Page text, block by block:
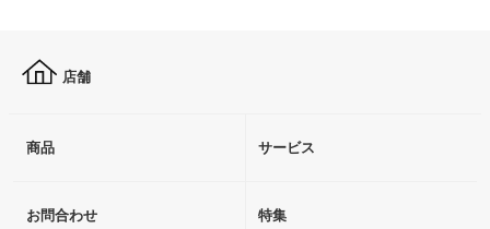
店舗
商品 サービス
お問合わせ 特集